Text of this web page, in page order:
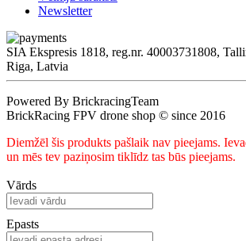
Newsletter
SIA Ekspresis 1818, reg.nr. 40003731808,
Riga, Latvia
Powered By BrickracingTeam
BrickRacing FPV drone shop © since 2016
Diemžēl šis produkts pašlaik nav pieejams.
un mēs tev paziņosim tiklīdz tas būs pieejams.
Vārds
Epasts